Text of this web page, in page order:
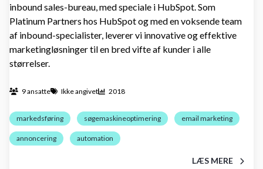
inbound sales-bureau, med speciale i HubSpot. Som
Platinum Partners hos HubSpot og med en voksende team
af inbound-specialister, leverer vi innovative og effektive
marketingløsninger til en bred vifte af kunder i alle
størrelser.
9 ansatte Ikke angivet 2018
markedsføring søgemaskineoptimering email marketing
annoncering automation
LÆS MERE